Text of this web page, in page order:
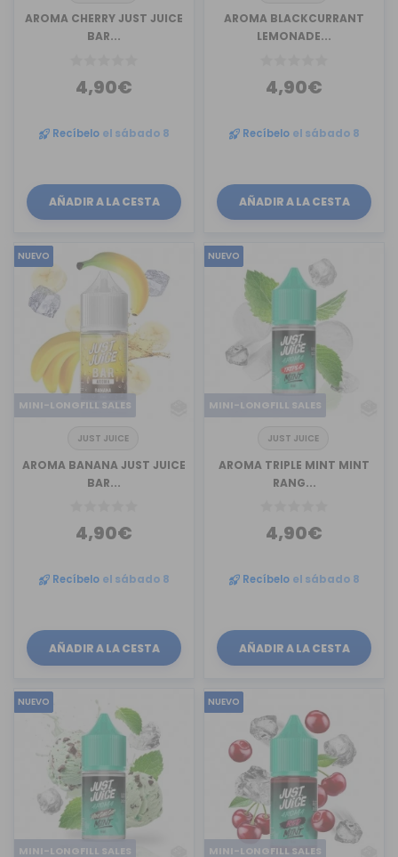
AROMA CHERRY JUST JUICE
BAR...
4,90€
Recíbelo el sábado 8
AÑADIR A LA CESTA
AROMA BLACKCURRANT
LEMONADE...
4,90€
Recíbelo el sábado 8
AÑADIR A LA CESTA
NUEVO
MINI-LONGFILL SALES
JUST JUICE
AROMA BANANA JUST JUICE
BAR...
4,90€
Recíbelo el sábado 8
AÑADIR A LA CESTA
NUEVO
MINI-LONGFILL SALES
JUST JUICE
AROMA TRIPLE MINT MINT
RANG...
4,90€
Recíbelo el sábado 8
AÑADIR A LA CESTA
NUEVO
MINI-LONGFILL SALES
NUEVO
MINI-LONGFILL SALES